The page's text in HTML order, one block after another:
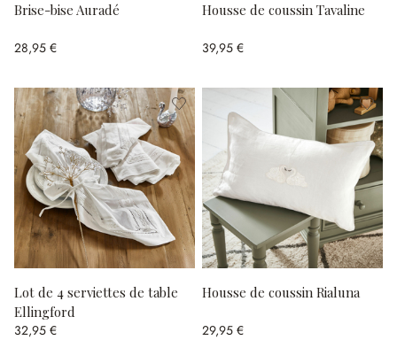
Brise-bise Auradé
28,95 €
Housse de coussin Tavaline
39,95 €
Lot de 4 serviettes de table
Ellingford
32,95 €
Housse de coussin Rialuna
29,95 €